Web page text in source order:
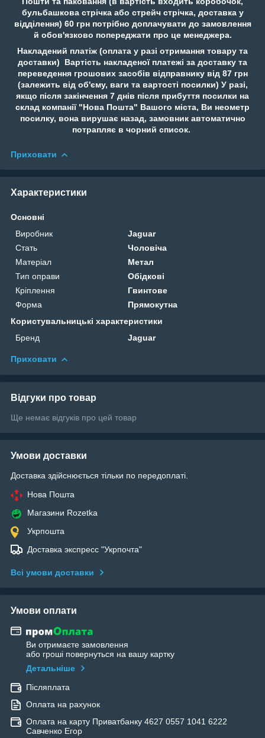
бульбашкова стрічка або стрейч стрічка, доставка у
відділення) 60 грн потрібно доплачувати до замовлення
й обов'язково попереджати про це менеджера.
Накладений платіж (оплата у разі отримання товару та
доставки) Вартість накладеної платежі за доставку та
переведення грошових засобів відправнику від 87 грн
(залежить від об'єму, ваги та вартості посилки) У разі,
якщо після закінчення 7 днів після прибуття посилки на
склад компанії "Нова Пошта" Вашого міста, Ви неометр
посилку, вона вирушає назад, замовник автоматично
потрапляє в чорний список.
Приховати
Характеристики
Основні
Виробник
Jaguar
Стать
Чоловіча
Матеріал
Метал
Тип оправи
Обідкові
Кріплення
Гвинтове
Форма
Прямокутна
Користувальницькі характеристики
Бренд
Jaguar
Приховати
Відгуки про товар
Ще немає відгуків про цей товар
Умови доставки
Доставка здійснюється тільки по передоплаті.
Нова Пошта
Магазини Rozetka
Укрпошта
Доставка экспресс "Укрпочта"
Всі умови доставки
Умови оплати
Ви отримаєте замовлення
або гроші повернуться на вашу картку
Детальніше
Післяплата
Оплата на рахунок
Оплата на карту Приватбанку 4627 0557 1041 6222
Савченко Егор